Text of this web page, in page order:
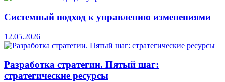
Системный подход к управлению изменениями
12.05.2026
Разработка стратегии. Пятый шаг:
стратегические ресурсы